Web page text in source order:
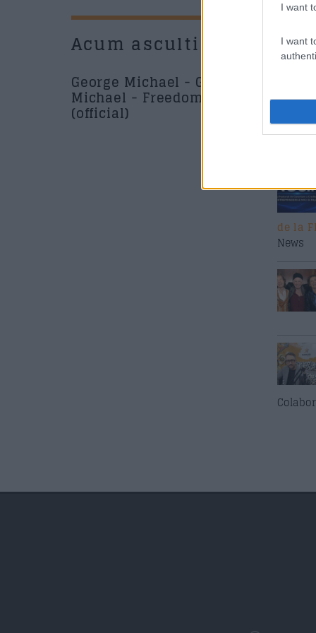
I want
I want
Acum asculti
George Michael - George
Michael - Freedom! 90
(official)
de la
News